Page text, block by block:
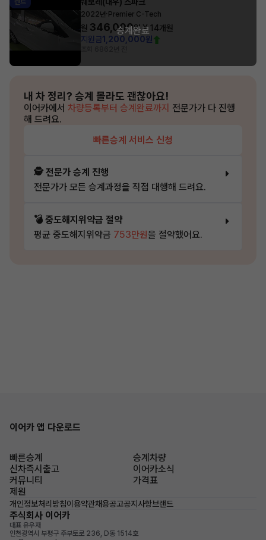
렌트
2022년· Premier C-Tech
월 346,000원 X14개월
지원금1,200,000원
승계완료
내 차 정리? 승계 몰라도 괜찮아요!
이어카에서 차량등록부터 승계완료까지 전문가가 다 진행
해 드려요.
빠른승계 서비스 신청
🕵️ 전문가 승계 진행
전문가가 모든 승계과정을 직접 대행해 드려요.
💣 중도해지위약금 절약
평균 중도해지위약금 753만원을 절약했어요.
이어카 앱 다운로드
빠른승계
승계차량
신차즉시출고
이어카소식
커뮤니티
가격표
제원
개인정보처리방침이용약관채용공고공지사항브랜드
주식회사 이어카
대표 유우재
인천광역시 부평구 주부토로 236, D동 1514호